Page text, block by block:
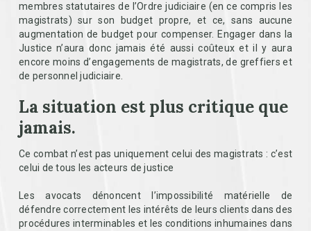
membres statutaires de l’Ordre judiciaire (en ce compris les
magistrats) sur son budget propre, et ce, sans aucune
augmentation de budget pour compenser. Engager dans la
Justice n’aura donc jamais été aussi coûteux et il y aura
encore moins d’engagements de magistrats, de greffiers et
de personnel judiciaire.
La situation est plus critique que
jamais.
Ce combat n’est pas uniquement celui des magistrats : c’est
celui de tous les acteurs de justice
Les avocats dénoncent l’impossibilité matérielle de
défendre correctement les intérêts de leurs clients dans des
procédures interminables et les conditions inhumaines dans